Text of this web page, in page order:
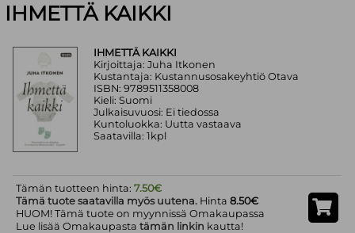
IHMETTÄ KAIKKI
IHMETTÄ KAIKKI
Kirjoittaja: Juha Itkonen
Kustantaja: Kustannusosakeyhtiö Otava
ISBN: 9789511358008
Kieli: Suomi
Julkaisuvuosi: Ei tiedossa
Kuntoluokka: Uutta vastaava
Saatavilla: 1kpl
Tämän tuotteen hinta:7.50€
Tämä tuote saatavilla myös uutena. Hinta8.50€
HUOM! Tämä tuote on myynnissä Omakaupassa
Lue lisää Omakaupastatämän linkin kautta!